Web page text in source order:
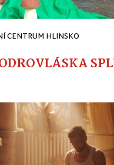
CENTRUM HLINSKO